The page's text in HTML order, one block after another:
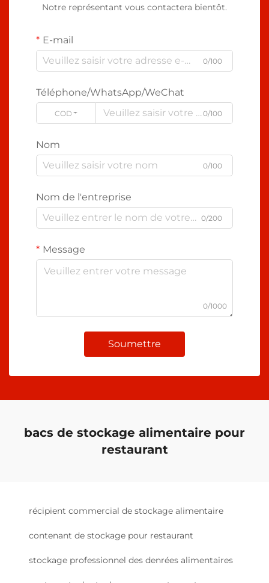
Notre représentant vous contactera bientôt.
E-mail
0/100
Téléphone/WhatsApp/WeChat
CODE 0/100
Nom
0/100
Nom de l'entreprise
0/200
Message
0/1000
Soumettre
bacs de stockage alimentaire pour
restaurant
récipient commercial de stockage alimentaire
contenant de stockage pour restaurant
stockage professionnel des denrées alimentaires